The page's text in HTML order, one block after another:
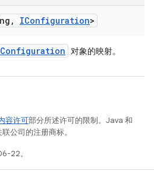
, IConfiguration>
对象的映射。
容许可部分所述许可的限制。Java 和
公司的注册商标。
22。